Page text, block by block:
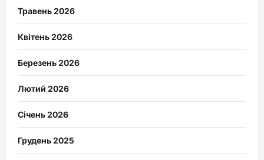
Травень 2026
Квітень 2026
Березень 2026
Лютий 2026
Січень 2026
Грудень 2025